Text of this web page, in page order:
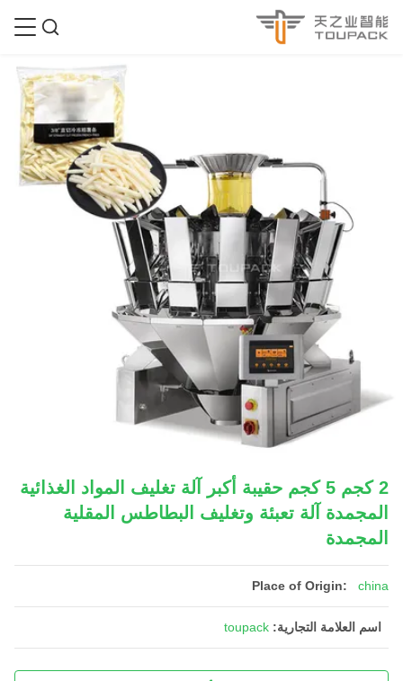
2 كجم 5 كجم حقيبة أكبر آلة تغليف المواد الغذائية
المجمدة آلة تعبئة وتغليف البطاطس المقلية
المجمدة
Place of Origin: china
اسم العلامة التجارية: toupack